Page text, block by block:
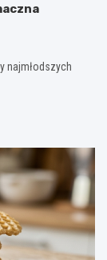
najmłodszych